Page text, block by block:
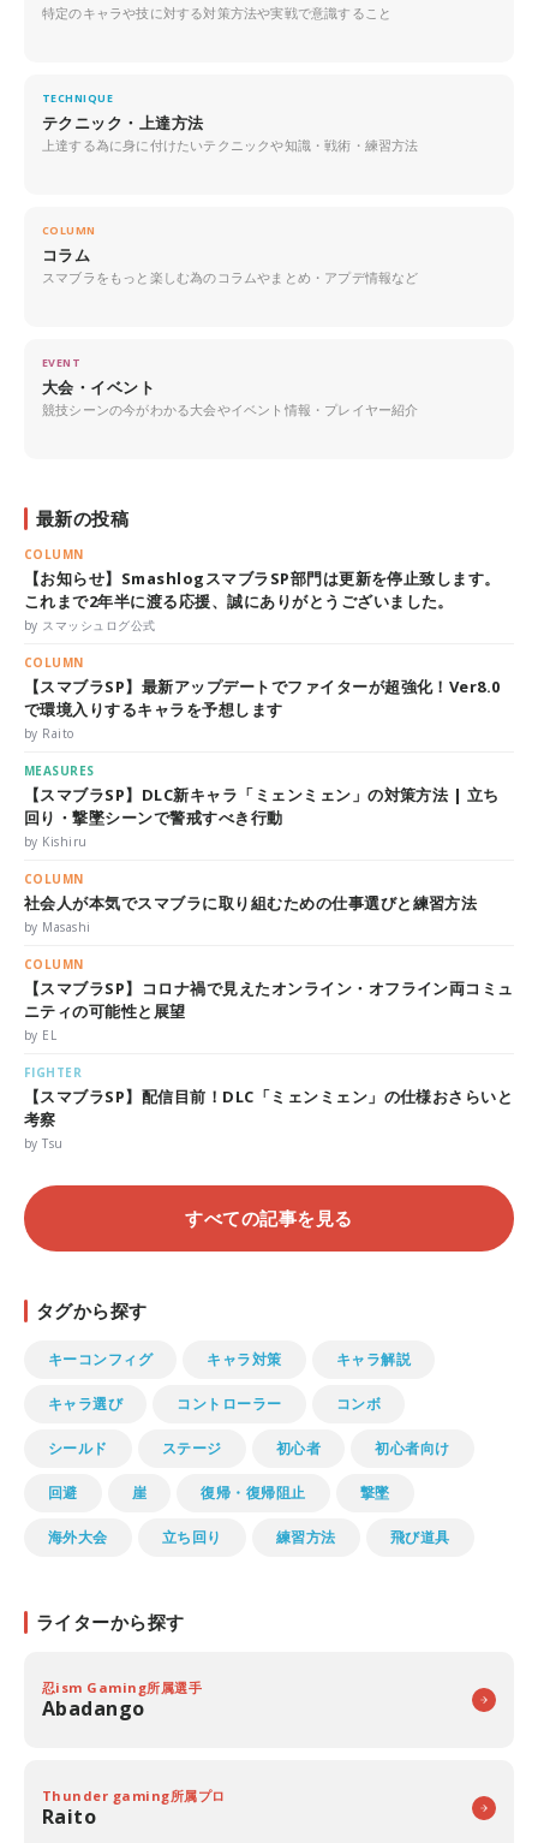
特定のキャラや技に対する対策方法や実戦で意識すること
TECHNIQUE
テクニック・上達方法
上達する為に身に付けたいテクニックや知識・戦術・練習方法
COLUMN
コラム
スマブラをもっと楽しむ為のコラムやまとめ・アプデ情報など
EVENT
大会・イベント
競技シーンの今がわかる大会やイベント情報・プレイヤー紹介
最新の投稿
COLUMN
【お知らせ】SmashlogスマブラSP部門は更新を停止致します。
これまで2年半に渡る応援、誠にありがとうございました。
by スマッシュログ公式
COLUMN
【スマブラSP】最新アップデートでファイターが超強化！Ver8.0
で環境入りするキャラを予想します
by Raito
MEASURES
【スマブラSP】DLC新キャラ「ミェンミェン」の対策方法 | 立ち
回り・撃墜シーンで警戒すべき行動
by Kishiru
COLUMN
社会人が本気でスマブラに取り組むための仕事選びと練習方法
by Masashi
COLUMN
【スマブラSP】コロナ禍で見えたオンライン・オフライン両コミュ
ニティの可能性と展望
by EL
FIGHTER
【スマブラSP】配信目前！DLC「ミェンミェン」の仕様おさらいと
考察
by Tsu
すべての記事を見る
タグから探す
キーコンフィグ キャラ対策 キャラ解説
キャラ選び コントローラー コンボ
シールド ステージ 初心者 初心者向け
回避 崖 復帰・復帰阻止 撃墜
海外大会 立ち回り 練習方法 飛び道具
ライターから探す
忍ism Gaming所属選手
Abadango
Thunder gaming所属プロ
Raito